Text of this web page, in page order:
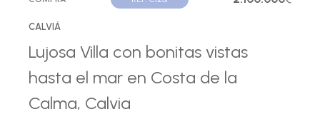
CALVIÁ
Lujosa Villa con bonitas vistas
hasta el mar en Costa de la
Calma, Calvia